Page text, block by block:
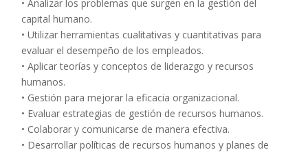
• Analizar los problemas que surgen en la gestión del
capital humano.
• Utilizar herramientas cualitativas y cuantitativas para
evaluar el desempeño de los empleados.
• Aplicar teorías y conceptos de liderazgo y recursos
humanos.
• Gestión para mejorar la eficacia organizacional.
• Evaluar estrategias de gestión de recursos humanos.
• Colaborar y comunicarse de manera efectiva.
• Desarrollar políticas de recursos humanos y planes de